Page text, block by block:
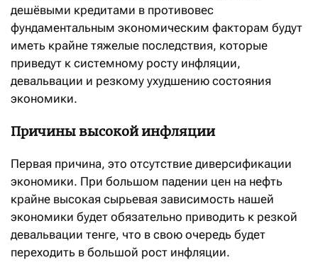
дешёвыми кредитами в противовес
фундаментальным экономическим факторам будут
иметь крайне тяжелые последствия, которые
приведут к системному росту инфляции,
девальвации и резкому ухудшению состояния
экономики.
Причины высокой инфляции
Первая причина, это отсутствие диверсификации
экономики. При большом падении цен на нефть
крайне высокая сырьевая зависимость нашей
экономики будет обязательно приводить к резкой
девальвации тенге, что в свою очередь будет
переходить в большой рост инфляции.